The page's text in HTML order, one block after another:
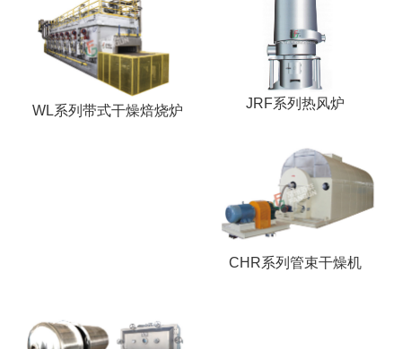
WL系列带式干燥焙烧炉 JRF系列热风炉
CHR系列管束干燥机